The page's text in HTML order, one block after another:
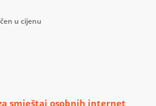
u cijenu
smještaj osobnih internet